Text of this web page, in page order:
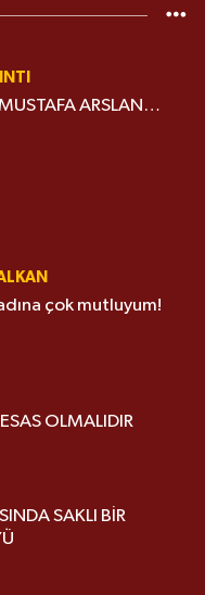
TURİZM VE MUSTAFA ARSLAN…
çok mutluyum!
OLMALIDIR
SAKLI BİR